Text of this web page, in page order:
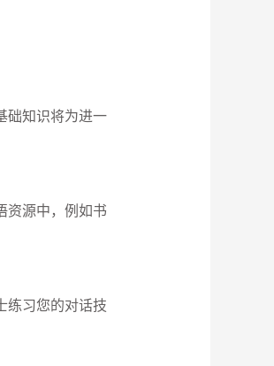
础知识将为进一
资源中，例如书
练习您的对话技